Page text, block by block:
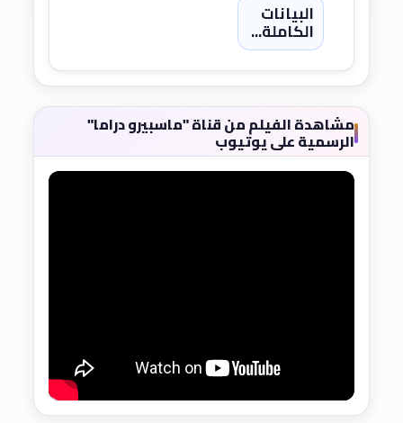
البيانات
الكاملة...
مشاهدة الفيلم من قناة "ماسبيرو دراما"
الرسمية على يوتيوب